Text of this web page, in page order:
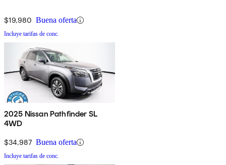
$19,980 Buena oferta
Incluye tarifas de conc.
2025 Nissan Pathfinder SL
4WD
$34,987 Buena oferta
Incluye tarifas de conc.